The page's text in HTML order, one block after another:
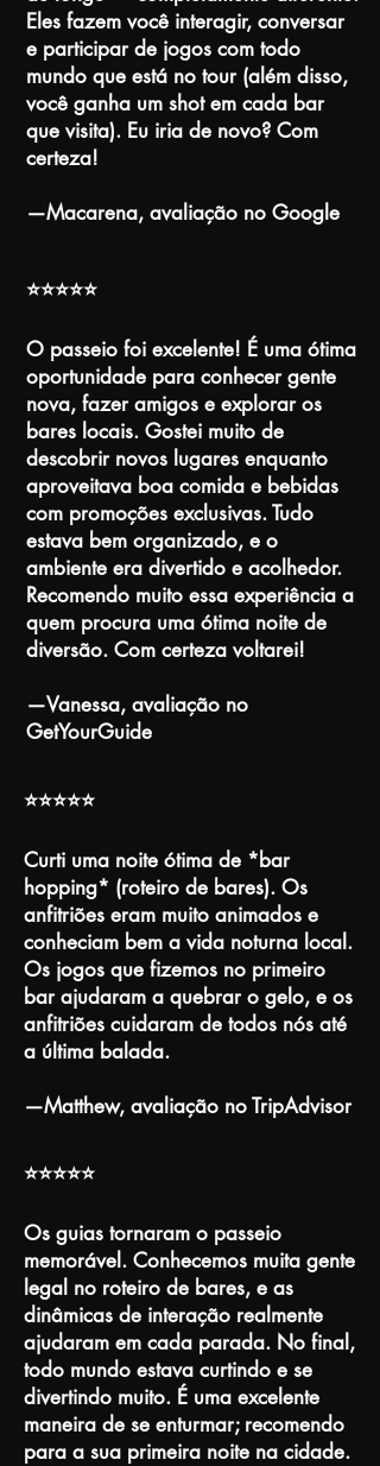
Eles fazem você interagir, conversar
e participar de jogos com todo
mundo que está no tour (além disso,
você ganha um shot em cada bar
que visita). Eu iria de novo? Com ​​
certeza!
—Macarena, avaliação no Google
⭐⭐⭐⭐⭐
O passeio foi excelente! É uma ótima
oportunidade para conhecer gente
nova, fazer amigos e explorar os
bares locais. Gostei muito de
descobrir novos lugares enquanto
aproveitava boa comida e bebidas
com promoções exclusivas. Tudo
estava bem organizado, e o
ambiente era divertido e acolhedor.
Recomendo muito essa experiência a
quem procura uma ótima noite de
diversão. Com certeza voltarei!
—Vanessa, avaliação no
GetYourGuide
⭐⭐⭐⭐⭐
Curti uma noite ótima de *bar
hopping* (roteiro de bares). Os
anfitriões eram muito animados e
conheciam bem a vida noturna local.
Os jogos que fizemos no primeiro
bar ajudaram a quebrar o gelo, e os
anfitriões cuidaram de todos nós até
a última balada.
—Matthew, avaliação no TripAdvisor
⭐⭐⭐⭐⭐
Os guias tornaram o passeio
memorável. Conhecemos muita gente
legal no roteiro de bares, e as
dinâmicas de interação realmente
ajudaram em cada parada. No final,
todo mundo estava curtindo e se
divertindo muito. É uma excelente
maneira de se enturmar; recomendo
para a sua primeira noite na cidade.